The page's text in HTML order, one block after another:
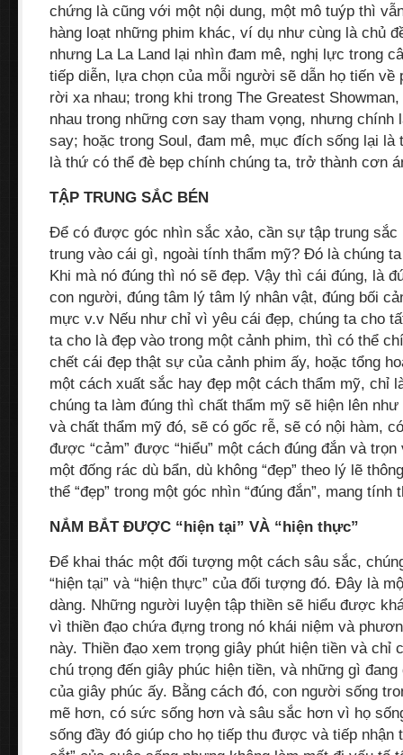
chứng là cũng với một nội dung, một mô tuýp thì
hàng loạt những phim khác, ví dụ như cùng là chủ
nhưng La La Land lại nhìn đam mê, nghị lực trong
tiếp diễn, lựa chọn của mỗi người sẽ dẫn họ tiến
rời xa nhau; trong khi trong The Greatest
nhau trong những cơn say tham vọng, nhưng chính
say; hoặc trong Soul, đam mê, mục đích sống lại
là thứ có thể đè bẹp chính chúng ta, trở thành cơn
TẬP TRUNG SẮC BÉN
Để có được góc nhìn sắc xảo, cần sự tập trung sắc
trung vào cái gì, ngoài tính thẩm mỹ? Đó là chúng
Khi mà nó đúng thì nó sẽ đẹp. Vậy thì cái đúng, là
con người, đúng tâm lý tâm lý nhân vật, đúng bối
mực v.v Nếu như chỉ vì yêu cái đẹp, chúng ta cho
ta cho là đẹp vào trong một cảnh phim, thì có thể
chết cái đẹp thật sự của cảnh phim ấy, hoặc tổng
một cách xuất sắc hay đẹp một cách thẩm mỹ, chỉ
chúng ta làm đúng thì chất thẩm mỹ sẽ hiện lên
và chất thẩm mỹ đó, sẽ có gốc rễ, sẽ có nội hàm,
được “cảm” được “hiểu” một cách đúng đắn và
một đống rác dù bẩn, dù không “đẹp” theo lý lẽ
thể “đẹp” trong một góc nhìn “đúng đắn”, mang tính
NẮM BẮT ĐƯỢC “hiện tại” VÀ “hiện thực”
Để khai thác một đối tượng một cách sâu sắc,
“hiện tại” và “hiện thực” của đối tượng đó. Đây là
dàng. Những người luyện tập thiền sẽ hiểu được
vì thiền đạo chứa đựng trong nó khái niệm và
này. Thiền đạo xem trọng giây phút hiện tiền và chỉ
chú trọng đến giây phúc hiện tiền, và những gì
của giây phúc ấy. Bằng cách đó, con người sống
mẽ hơn, có sức sống hơn và sâu sắc hơn vì họ
sống đầy đó giúp cho họ tiếp thu được và tiếp nhận